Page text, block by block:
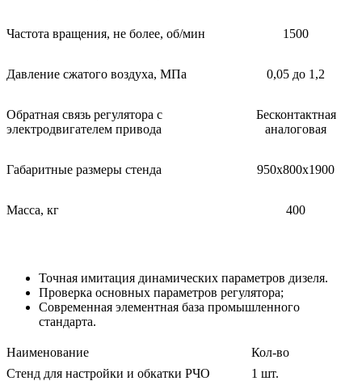
Частота вращения, не более, об/мин 1500
Давление сжатого воздуха, МПа 0,05 до 1,2
Обратная связь регулятора с
электродвигателем привода
Бесконтактная
аналоговая
Габаритные размеры стенда 950х800х1900
Масса, кг 400
Точная имитация динамических параметров дизеля.
Проверка основных параметров регулятора;
Современная элементная база промышленного
стандарта.
Наименование
Кол-во
Стенд для настройки и обкатки РЧО
1 шт.